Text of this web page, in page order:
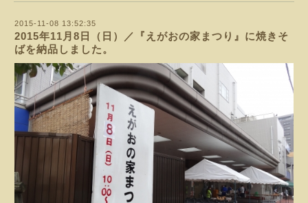
2015-11-08 13:52:35
2015年11月8日（日）／『えがおの家まつり』に焼きそ
ばを納品しました。